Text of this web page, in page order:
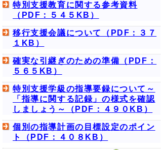
特別支援教育に関する参考資料
（PDF：５４５KB）
移行支援会議について（PDF：３７
１KB）
確実な引継ぎのための準備（PDF：
５６５KB）
特別支援学級の指導要録について～
「指導に関する記録」の様式を確認
しましょう～（PDF：４９０KB）
個別の指導計画の目標設定のポイン
ト（PDF：４０８KB）